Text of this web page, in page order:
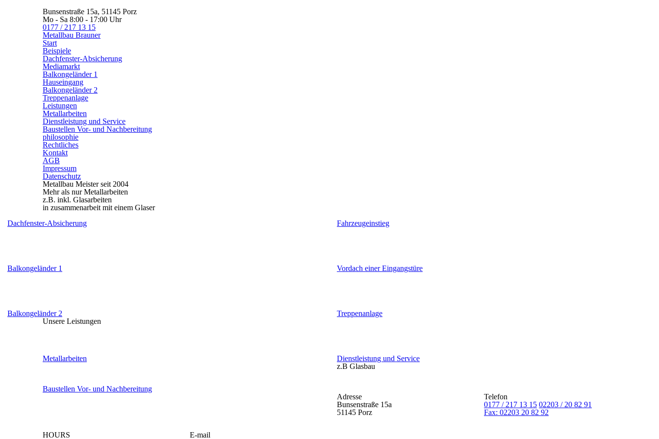
Bunsenstraße 15a, 51145 Porz
Mo - Sa 8:00 - 17:00 Uhr
0177 / 217 13 15
Metallbau Brauner
Start
Beispiele
Dachfenster-Absicherung
Mediamarkt
Balkongeländer 1
Hauseingang
Balkongeländer 2
Treppenanlage
Leistungen
Metallarbeiten
Dienstleistung und Service
Baustellen Vor- und Nachbereitung
philosophie
Rechtliches
Kontakt
AGB
Impressum
Datenschutz
Metallbau Meister seit 2004
Mehr als nur Metallarbeiten
z.B. inkl. Glasarbeiten
in zusammenarbeit mit einem Glaser
Dachfenster-Absicherung
Fahrzeugeinstieg
Balkongeländer 1 Vordach einer Eingangstüre
Balkongeländer 2
Treppenanlage
Unsere Leistungen
Metallarbeiten
Dienstleistung und Service
z.B Glasbau
Baustellen Vor- und Nachbereitung
Adresse
Bunsenstraße 15a
51145 Porz
Telefon
0177 / 217 13 15 02203 / 20 82 91
Fax: 02203 20 82 92
HOURS
E-mail